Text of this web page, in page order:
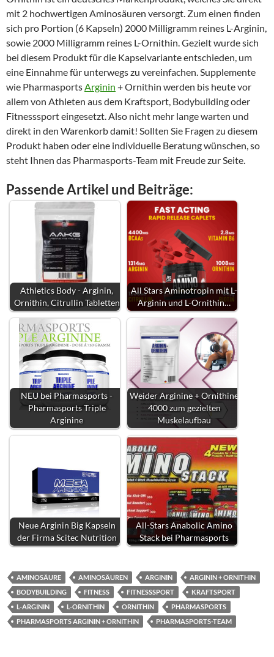
mit 2 hochwertigen Aminosäuren versorgt. Zum einen finden
sich pro Portion (6 Kapseln) 2000 Milligramm reines L-Arginin,
sowie 2000 Milligramm reines L-Ornithin. Gezielt wurde sich
bei diesem Produkt für die Kapselvariante entschieden, um
eine Einnahme für unterwegs zu vereinfachen. Supplemente
wie PharmasportsArginin + Ornithin werden bis heute vor
allem von Athleten aus dem Kraftsport, Bodybuilding oder
Fitnesssport eingesetzt. Also nicht mehr lange warten und
direkt in den Warenkorb damit! Sollten Sie Fragen zu diesem
Produkt haben oder eine individuelle Beratung wünschen, so
steht Ihnen das Pharmasports-Team mit Freude zur Seite.
Passende Artikel und Beiträge:
Athletics Body - Arginin,
Ornithin, Citrullin Tabletten
All Stars Aminotropin mit L-
Arginin und L-Ornithin…
NEU bei Pharmasports -
Pharmasports Triple
Arginine
Weider Arginine + Ornithine
4000 zum gezielten
Muskelaufbau
Neue Arginin Big Kapseln
der Firma Scitec Nutrition
All-Stars Anabolic Amino
Stack bei Pharmasports
AMINOSÄURE AMINOSÄUREN ARGININ
ARGININ + ORNITHIN
BODYBUILDING
FITNESS FITNESSSPORT
KRAFTSPORT
L-ARGININ
L-ORNITHIN ORNITHIN
PHARMASPORTS
PHARMASPORTS ARGININ + ORNITHIN
PHARMASPORTS-TEAM